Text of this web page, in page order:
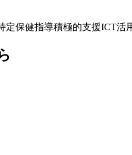
定保健指導積極的支援ICT